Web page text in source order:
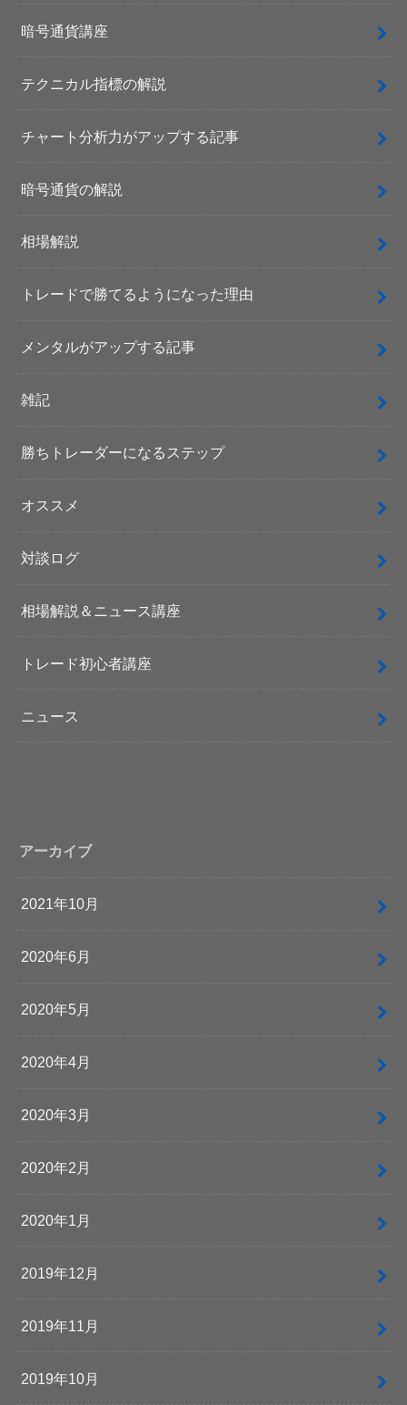
暗号通貨講座
テクニカル指標の解説
チャート分析力がアップする記事
暗号通貨の解説
相場解説
トレードで勝てるようになった理由
メンタルがアップする記事
雑記
勝ちトレーダーになるステップ
オススメ
対談ログ
相場解説＆ニュース講座
トレード初心者講座
ニュース
アーカイブ
2021年10月
2020年6月
2020年5月
2020年4月
2020年3月
2020年2月
2020年1月
2019年12月
2019年11月
2019年10月